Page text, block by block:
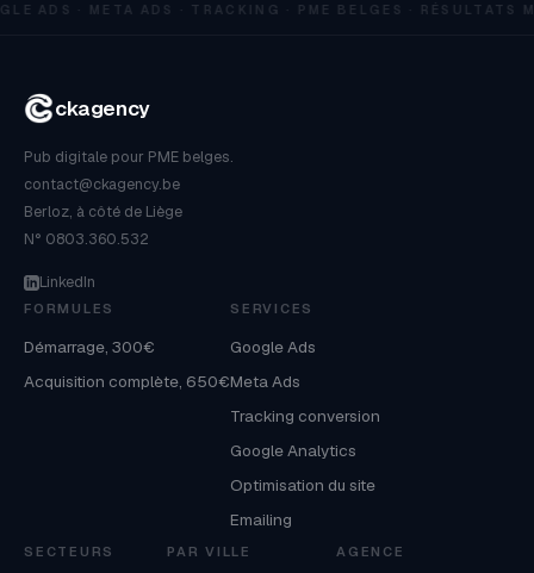
ADS · META ADS · TRACKING · PME BELGES · RÉSULTATS
ckagency
Pub digitale pour PME belges.
contact@ckagency.be
Berloz, à côté de Liège
N° 0803.360.532
LinkedIn
FORMULES
Démarrage, 300€
Acquisition complète, 650€
SERVICES
Google Ads
Meta Ads
Tracking conversion
Google Analytics
Optimisation du site
Emailing
SECTEURS PAR VILLE AGENCE